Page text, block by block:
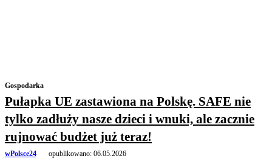
Gospodarka
Pułapka UE zastawiona na Polskę. SAFE nie
tylko zadłuży nasze dzieci i wnuki, ale zacznie
rujnować budżet już teraz!
wPolsce24 opublikowano: 06.05.2026